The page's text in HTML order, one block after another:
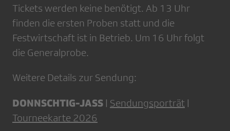
Tickets werden keine benötigt. Ab 13 Uhr
finden die ersten Proben statt und die
Festwirtschaft ist in Betrieb. Um 16 Uhr folgt
die Generalprobe.
Weitere Details zur Sendung:
DONNSCHTIG-JASS | Sendungsporträt |
Tourneekarte 2026